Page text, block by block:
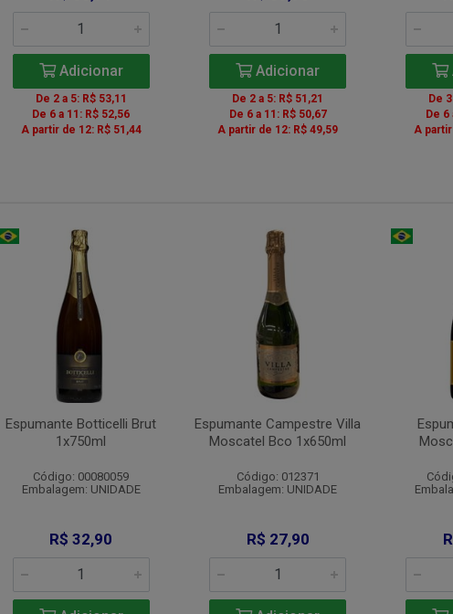
Adicionar
De 2 a 5: R$ 53,11
De 6 a 11: R$ 52,56
A partir de 12: R$ 51,44
Adicionar
De 2 a 5: R$ 51,21
De 6 a 11: R$ 50,67
A partir de 12: R$ 49,59
De
De 6
A
Espumante Botticelli Brut
1x750ml
Código: 00080059
Embalagem: UNIDADE
R$ 32,90
Espumante Campestre Villa
Moscatel Bco 1x650ml
Código: 012371
Embalagem: UNIDADE
R$ 27,90